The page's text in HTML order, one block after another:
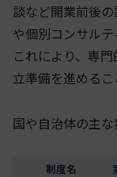
談など開業前後
や個別コンサルテ
これにより、専
立準備を進めるこ
国や自治体の主
制度名